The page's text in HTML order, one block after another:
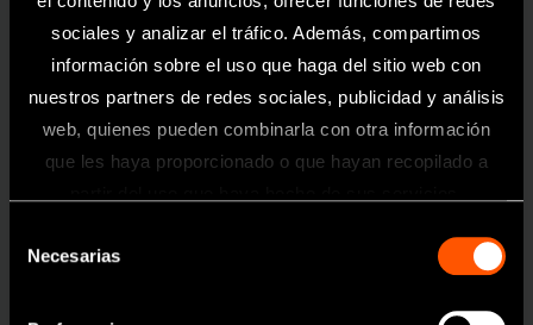
sociales y analizar el tráfico. Además, compartimos
información sobre el uso que haga del sitio web con
nuestros partners de redes sociales, publicidad y análisis
web, quienes pueden combinarla con otra información
que les haya proporcionado o que hayan recopilado a
Necesarias
página web está dirigida exclusivamente